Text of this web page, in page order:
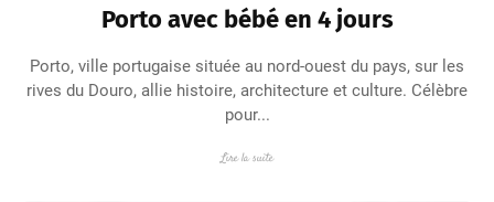
Porto avec bébé en 4 jours
Porto, ville portugaise située au nord-ouest du pays, sur les
rives du Douro, allie histoire, architecture et culture. Célèbre
pour...
Lire la suite